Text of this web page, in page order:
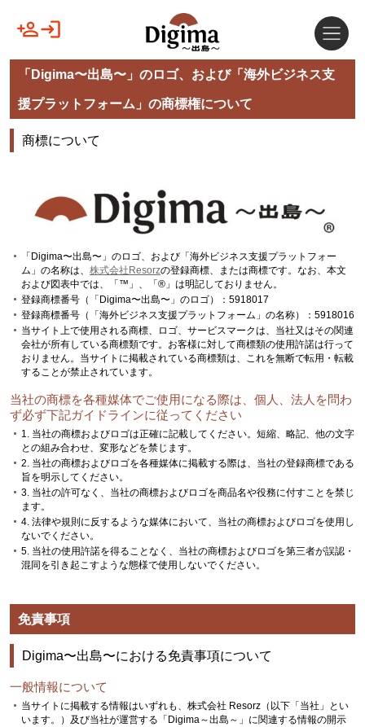
「Digima〜出島〜」のロゴ、および「海外ビジネス支
援プラットフォーム」の商標権について
商標について
「Digima〜出島〜」のロゴ、および「海外ビジネス支援プラットフォー
ム」の名称は、 株式会社Resorzの登録商標、または商標です。なお、本文
および図表中では、「™」、「®」は明記しておりません。
登録商標番号（「Digima〜出島〜」のロゴ）：5918017
登録商標番号（「海外ビジネス支援プラットフォーム」の名称）：5918016
当サイト上で使用される商標、ロゴ、サービスマークは、当社又はその関連
会社が所有している商標類です。お客様に対して商標類の使用許諾は行って
おりません。当サイトに掲載されている商標類は、これを無断で転用・転載
することが禁止されています。
当社の商標を各種媒体でご使用になる際は、個人、法人を問わ
ず必ず下記ガイドラインに従ってください
1. 当社の商標およびロゴは正確に記載してください。短縮、略記、他の文字
との組み合わせ、変形などを禁じます。
2. 当社の商標およびロゴを各種媒体に掲載する際は、当社の登録商標である
旨を明示してください。
3. 当社の許可なく、当社の商標およびロゴを商品名や役務に付すことを禁じ
ます。
4. 法律や規則に反するような媒体において、当社の商標およびロゴを使用し
ないでください。
5. 当社の使用許諾を得ることなく、当社の商標およびロゴを第三者が誤認・
混同を引き起こすような態様で使用しないでください。
免責事項
Digima〜出島〜における免責事項について
一般情報について
当サイトに掲載する情報はいずれも、株式会社 Resorz（以下「当社」とい
います。）及び当社が運営する「Digima～出島～」に関連する情報の開示